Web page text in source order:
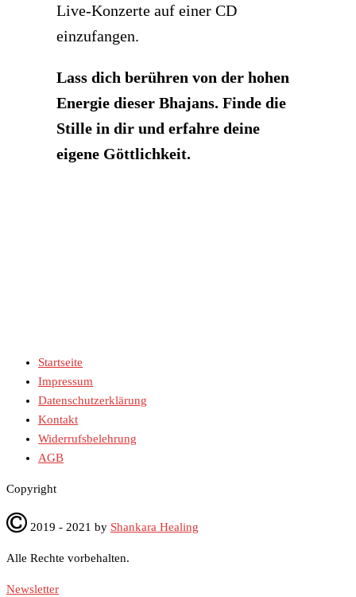
Live-Konzerte auf einer CD
einzufangen.
Lass dich berühren von der hohen
Energie dieser Bhajans. Finde die
Stille in dir und erfahre deine
eigene Göttlichkeit.
Startseite
Impressum
Datenschutzerklärung
Kontakt
Widerrufsbelehrung
AGB
Co­py­right
2019 - 2021 by Shankara Healing
Alle Rech­te vor­be­hal­ten.
Newsletter